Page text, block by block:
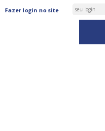
Fazer login no site